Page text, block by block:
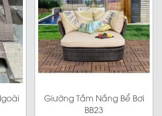
Giường Tắm Nắng Bể Bơi
BB23